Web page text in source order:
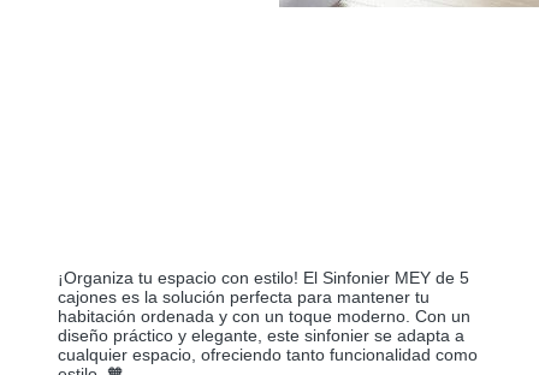
¡Organiza tu espacio con estilo! El Sinfonier MEY de 5
cajones es la solución perfecta para mantener tu
habitación ordenada y con un toque moderno. Con un
diseño práctico y elegante, este sinfonier se adapta a
cualquier espacio, ofreciendo tanto funcionalidad como